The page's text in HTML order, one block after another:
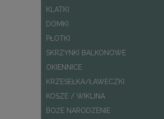
KLATKI
DOMKI
PŁOTKI
SKRZYNKI BALKONOWE
OKIENNICE
KRZESEŁKA/ŁAWECZKI
KOSZE / WIKLINA
BOŻE NARODZENIE